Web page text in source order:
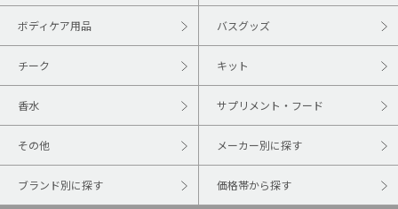
ボディケア用品 バスグッズ
チーク キット
香水 サプリメント・フード
その他 メーカー別に探す
ブランド別に探す 価格帯から探す